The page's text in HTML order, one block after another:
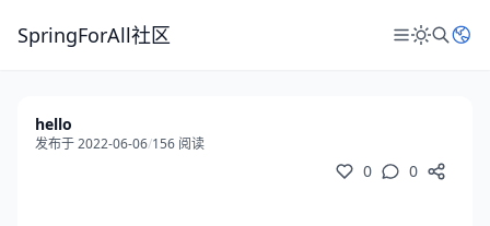
SpringForAll社区
hello
发布于 2022-06-06/156 阅读
0 0